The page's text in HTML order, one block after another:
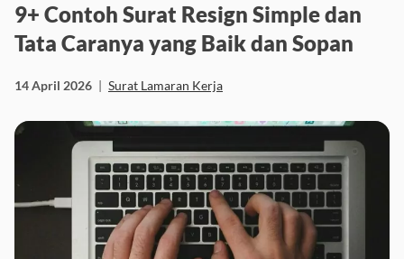
9+ Contoh Surat Resign Simple dan
Tata Caranya yang Baik dan Sopan
14 April 2026 | Surat Lamaran Kerja